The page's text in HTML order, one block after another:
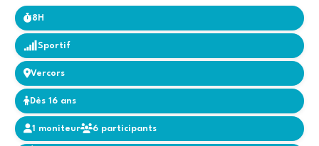
8H
Sportif
Vercors
Dès 16 ans
1 moniteur 6 participants